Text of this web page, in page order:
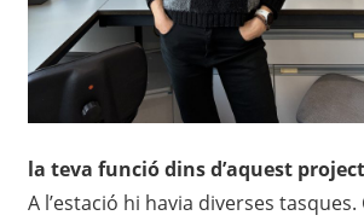
la teva funció dins d’aquest
A l’estació hi havia diverses